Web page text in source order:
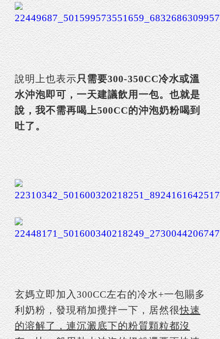
說明上也表示只需要300-350CC冷水或溫
水沖泡即可，一天建議飲用一包。也就是
說，我不需再喝上500CC的沖泡奶粉喝到
吐了。
玄媽立即加入300CC左右的冷水+一包賜多
利奶粉，發現稍加攪拌一下，居然很快速
的溶解了，連沉澱底下的粉質顆粒都沒